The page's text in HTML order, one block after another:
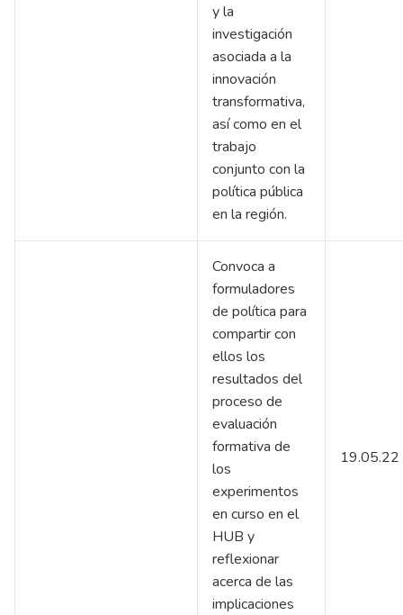
y la
investigación
asociada a la
innovación
transformativa,
así como en el
trabajo
conjunto con la
política pública
en la región.
Convoca a
formuladores
de política para
compartir con
ellos los
resultados del
proceso de
evaluación
formativa de
los
experimentos
en curso en el
HUB y
reflexionar
acerca de las
implicaciones
19.05.22